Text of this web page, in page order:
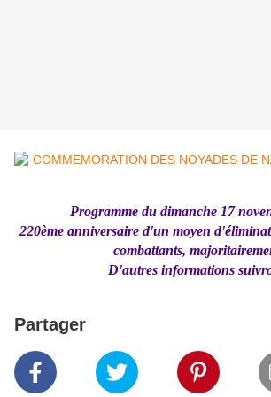
Programme du dimanche 17
220ème anniversaire d'un moyen
combattants,
D'autres informations
Partager